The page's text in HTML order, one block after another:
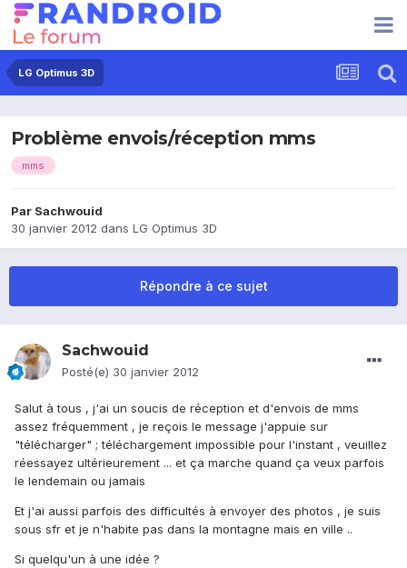
LG Optimus 3D
Problème envois/réception mms
mms
Par Sachwouid
30 janvier 2012 dans LG Optimus 3D
Répondre à ce sujet
Sachwouid
Posté(e) 30 janvier 2012
Salut à tous , j'ai un soucis de réception et d'envois de mms
assez fréquemment , je reçois le message j'appuie sur
"télécharger" ; téléchargement impossible pour l'instant , veuillez
réessayez ultérieurement ... et ça marche quand ça veux parfois
le lendemain ou jamais
Et j'ai aussi parfois des difficultés à envoyer des photos , je suis
sous sfr et je n'habite pas dans la montagne mais en ville ..
Si quelqu'un à une idée ?